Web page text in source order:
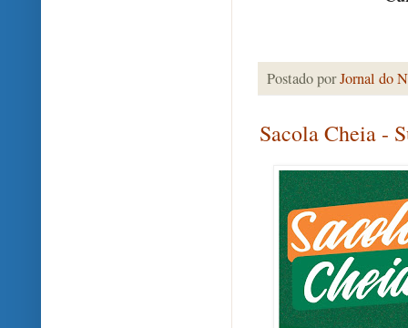
Postado porJornal do
Sacola Cheia -